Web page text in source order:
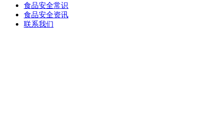
食品安全常识
食品安全资讯
联系我们